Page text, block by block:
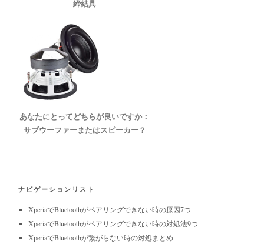
締結具
あなたにとってどちらが良いですか：
サブウーファーまたはスピーカー？
ナビゲーションリスト
XperiaでBluetoothがペアリングできない時の原因7つ
XperiaでBluetoothがペアリングできない時の対処法9つ
XperiaでBluetoothが繋がらない時の対処まとめ